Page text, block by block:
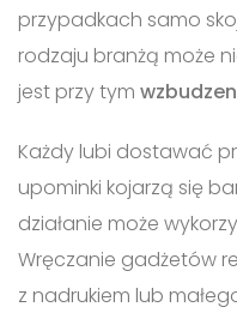
przypadkach samo
rodzaju branżą może
jest przy tym
Każdy lubi dostawać
upominki kojarzą się
działanie może
Wręczanie gadżetów
z nadrukiem lub